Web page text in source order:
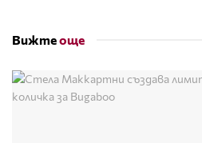
Вижтеоще